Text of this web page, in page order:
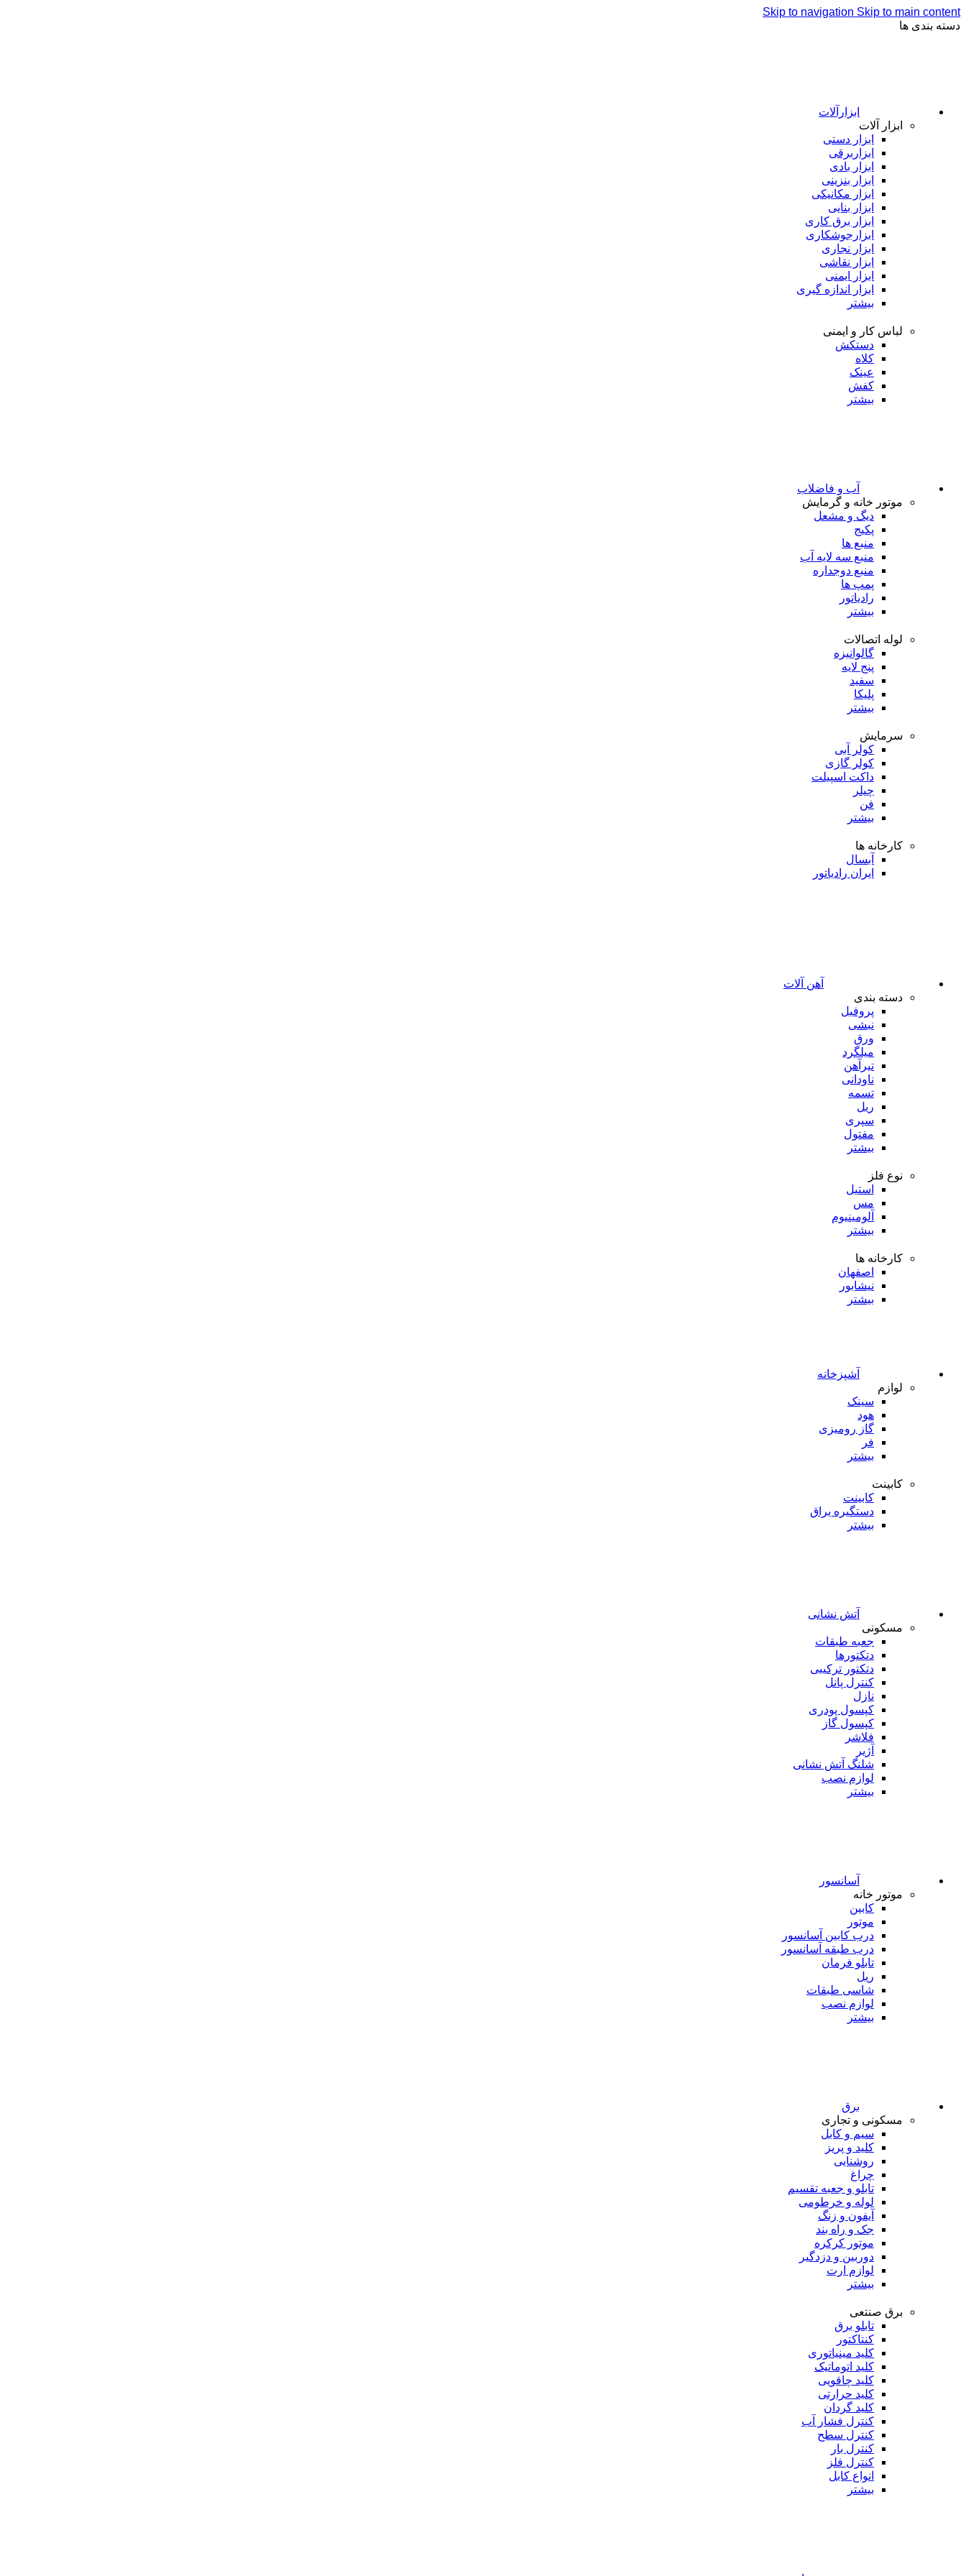
Skip to navigation Skip to main content
دسته بندی ها
ابزارآلات
ابزار آلات
ابزار دستی
ابزاربرقی
ابزار بادی
ابزار بنزینی
ابزار مکانیکی
ابزار بنایی
ابزار برق کاری
ابزارجوشکاری
ابزار نجاری
ابزار نقاشی
ابزار ایمنی
ابزار اندازه گیری
بیشتر
لباس کار و ایمنی
دستکش
کلاه
عینک
کفش
بیشتر
آب و فاضلاب
موتور خانه و گرمایش
دیگ و مشعل
پکیج
منبع ها
منبع سه لایه آب
منبع دوجداره
پمپ ها
رادیاتور
بیشتر
لوله اتصالات
گالوانیزه
پنج لایه
سفید
پلیکا
بیشتر
سرمایش
کولر آبی
کولر گازی
داکت اسپیلت
چیلر
فن
بیشتر
کارخانه ها
آبسال
ایران رادیاتور
آهن آلات
دسته بندی
پروفیل
نبشی
ورق
میلگرد
تیرآهن
ناودانی
تسمه
ریل
سپری
مفتول
بیشتر
نوع فلز
استیل
مس
آلومینیوم
بیشتر
کارخانه ها
اصفهان
نیشابور
بیشتر
آشپزخانه
لوازم
سینک
هود
گاز رومیزی
فر
بیشتر
کابینت
کابینت
دستگیره یراق
بیشتر
آتش نشانی
مسکونی
جعبه طبقات
دتکتورها
دتکتور ترکیبی
کنترل پانل
نازل
کپسول پودری
کپسول گاز
فلاشر
آژیر
شلنگ آتش نشانی
لوازم نصب
بیشتر
آسانسور
موتور خانه
کابین
موتور
درب کابین آسانسور
درب طبقه آسانسور
تابلو فرمان
ریل
شاسی طبقات
لوازم نصب
بیشتر
برق
مسکونی و تجاری
سیم و کابل
کلید و پریز
روشنایی
چراغ
تابلو و جعبه تقسیم
لوله و خرطومی
آیفون و زنگ
جک و راه بند
موتور کرکره
دوربین و دزدگیر
لوازم ارت
بیشتر
برق صنتعی
تابلو برق
کنتاکتور
کلید مینیاتوری
کلید اتوماتیک
کلید چاقویی
کلید حرارتی
کلید گردان
کنترل فشار آب
کنترل سطح
کنترل بار
کنترل فلز
انواع کابل
بیشتر